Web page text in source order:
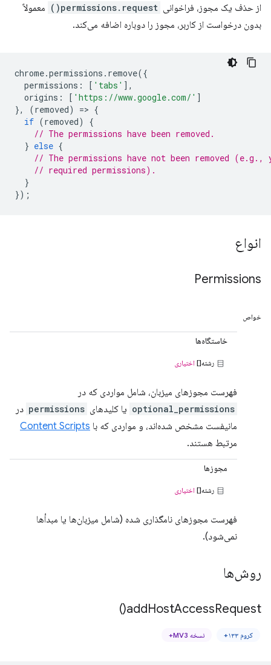
از حذف یک مجوز، فراخوانی permissions.request()
معمولاً
بدون درخواست از کاربر، مجوز را دوباره اضافه می‌کند.
chrome.permissions . remove({
permissions : [ 'tabs' ],
origins : [ 'https://www.google.com/' ]
},
(removed) => {
if (removed)
{
// The permissions have been removed.
} else {
// The permissions have not been removed (e.g.,
// required permissions).
}
});
انواع
Permissions
خواص
خاستگاه‌ها
رشته[] اختیاری
فهرست مجوزهای میزبان، شامل مواردی که در
optional_permissions یا کلیدهای permissions در
مانیفست مشخص شده‌اند، و مواردی که با Content Scripts
مرتبط هستند.
مجوزها
رشته[] اختیاری
فهرست مجوزهای نامگذاری شده (شامل میزبان‌ها یا مبدأها
نمی‌شود).
روش‌ها
addHostAccessRequest(
)
کروم ۱۳۳+ نسخه MV3+